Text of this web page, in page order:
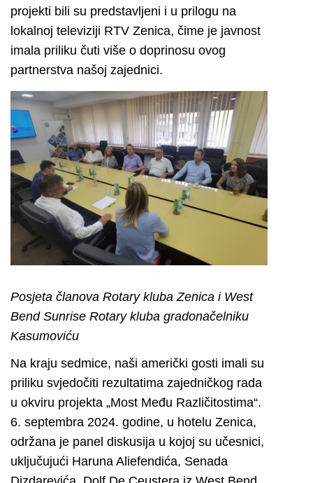
projekti bili su predstavljeni i u prilogu na
lokalnoj televiziji RTV Zenica, čime je javnost
imala priliku čuti više o doprinosu ovog
partnerstva našoj zajednici.
Posjeta članova Rotary kluba Zenica i West
Bend Sunrise Rotary kluba gradonačelniku
Kasumoviću
Na kraju sedmice, naši američki gosti imali su
priliku svjedočiti rezultatima zajedničkog rada
u okviru projekta „Most Među Različitostima“.
6. septembra 2024. godine, u hotelu Zenica,
održana je panel diskusija u kojoj su učesnici,
uključujući Haruna Aliefendića, Senada